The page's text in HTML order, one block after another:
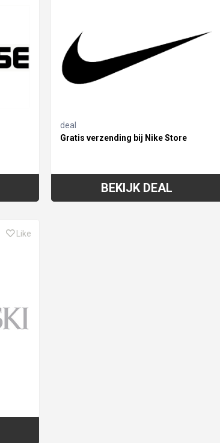
deal
Gratis verzending bij Nike Store
BEKIJK DEAL
Like